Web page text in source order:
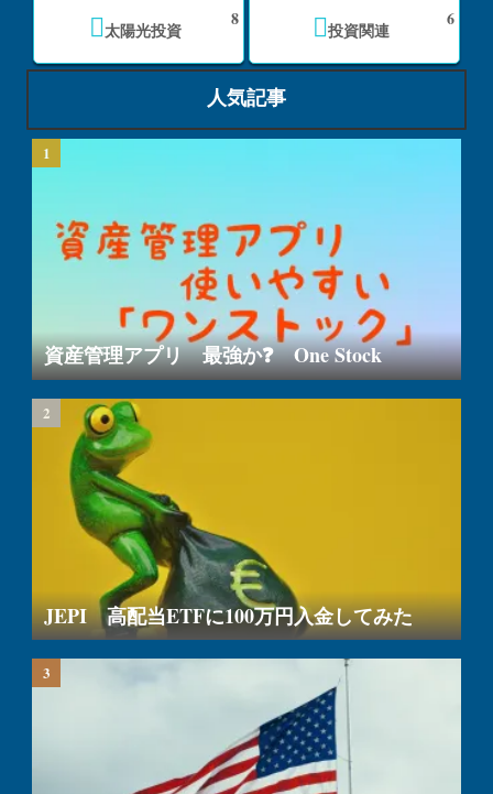
太陽光投資
8
投資関連
6
人気記事
資産管理アプリ 最強か❓ One Stock
JEPI 高配当ETFに100万円入金してみた